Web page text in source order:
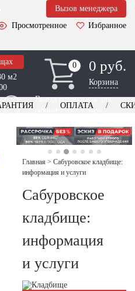
Вызов менеджера
Просмотренное
Избранное
м2
0
0 0 руб.
Корзина
Выезд менеджера для
оформления заказа
ОПЛАТА
Главная > Сабуровское кладбище:
информация и услуги
Сабуровское
кладбище:
информация
и услуги